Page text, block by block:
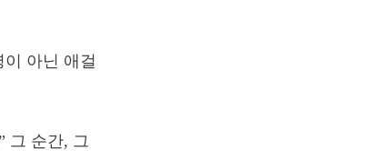
아닌 애걸
그 순간, 그